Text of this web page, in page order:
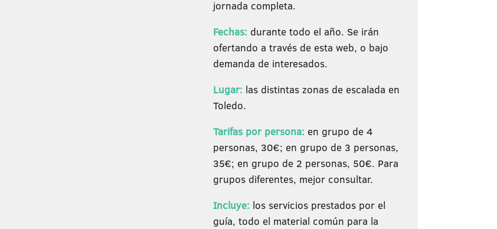
jornada completa.
Fechas: durante todo el año. Se irán
ofertando a través de esta web, o bajo
demanda de interesados.
Lugar: las distintas zonas de escalada en
Toledo.
Tarifas por persona: en grupo de 4
personas, 30€; en grupo de 3 personas,
35€; en grupo de 2 personas, 50€. Para
grupos diferentes, mejor consultar.
Incluye: los servicios prestados por el
guía, todo el material común para la